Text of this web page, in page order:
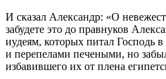
И сказал Александр: «О
забудете это до правнуков
иудеям, которых питал Господь
и перепелами печеными, но
избавившего их от плена